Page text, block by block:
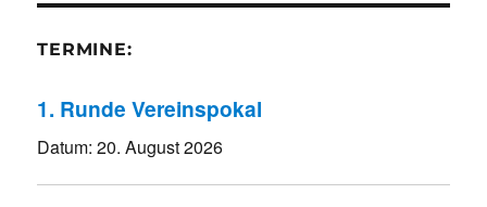
TERMINE:
1. Runde Vereinspokal
Datum:20. August 2026